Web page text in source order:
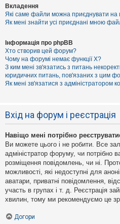
Вкладення
Які саме файли можна приєднувати на
Як мені знайти усі приєднані мною
Інформація про phpBB
Хто створив цей форум?
Чому на форумі немає функції X?
З ким мені зв'язатись з питань
юридичних питань, пов'язаних з цим
Як мені зв'язатися з адміністратором
Вхід на форум і реєстрація
Навіщо мені потрібно
Ви можете цього і не робити. Все
адміністратор форуму, чи потрібно
розміщення повідомлень, чи ні.
можливості, які недоступні для
аватари, приватні повідомлення,
участь в групах і т. д. Реєстрація
хвилин, тому ми рекомендуємо це
Догори